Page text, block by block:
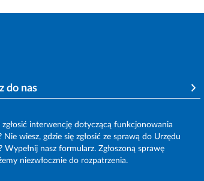
do nas
zgłosić interwencję dotyczącą funkcjonowania
Nie wiesz, gdzie się zgłosić ze sprawą do Urzędu
Wypełnij nasz formularz. Zgłoszoną sprawę
niezwłocznie do rozpatrzenia.